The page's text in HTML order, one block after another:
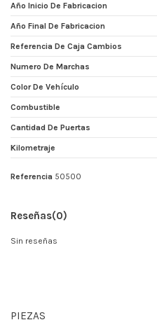
Año Inicio De Fabricacion
Año Final De Fabricacion
Referencia De Caja Cambios
Numero De Marchas
Color De Vehículo
Combustible
Cantidad De Puertas
Kilometraje
Referencia 50500
Reseñas(0)
Sin reseñas
PIEZAS